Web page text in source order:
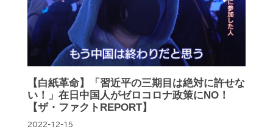
【白紙革命】「習近平の三期目は絶対に許せな
い！」在日中国人がゼロコロナ政策にNO！
【ザ・ファクトREPORT】
2022-12-15